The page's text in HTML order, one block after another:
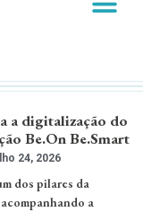
a digitalização do
Be.On Be.Smart
24, 2026
dos pilares da
a